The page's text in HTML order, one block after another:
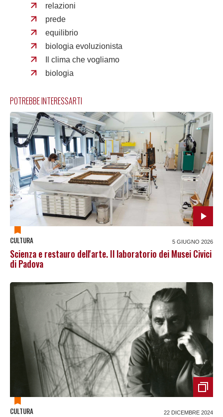
relazioni
prede
equilibrio
biologia evoluzionista
Il clima che vogliamo
biologia
POTREBBE INTERESSARTI
CULTURA 5 GIUGNO 2026
Scienza e restauro dell'arte. Il laboratorio dei Musei Civici
di Padova
CULTURA 22 DICEMBRE 2024